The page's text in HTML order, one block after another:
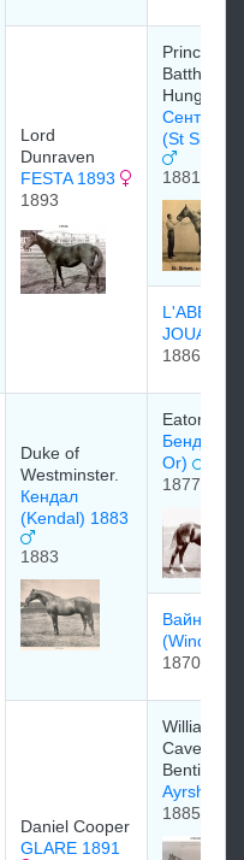
Lord
Dunraven
FESTA 1893
1893
Prince
Batthyany
Hungary
Сент
(St
1881
1886
Duke of
Westminster.
Кендал
(Kendal) 1883
1883
Eaton
Бенд Ор
Or)
1877
1870
Daniel Cooper
GLARE 1891
William
Bentinck
Ayrshire
1885